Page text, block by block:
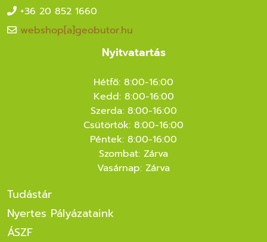
+36 20 852 1660
webshop[a]geobutor.hu
Nyitvatartás
Hétfő: 8:00-16:00
Kedd: 8:00-16:00
Szerda: 8:00-16:00
Csütörtök: 8:00-16:00
Péntek: 8:00-16:00
Szombat: Zárva
Vasárnap: Zárva
Tudástár
Nyertes Pályázataink
ÁSZF